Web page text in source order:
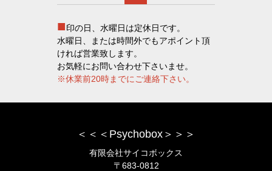
■印の日、水曜日は定休日です。
水曜日、または時間外でもアポイント頂
ければ営業致します。
お気軽にお問い合わせ下さいませ。
※休業前20時までにご連絡下さい。
＜＜＜Psychobox＞＞＞
有限会社サイコボックス
〒683-0812